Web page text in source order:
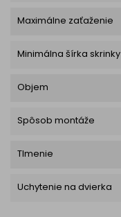
Maximálne zaťaženie
Minimálna šírka skrinky
Objem
Spôsob montáže
Tlmenie
Uchytenie na dvierka